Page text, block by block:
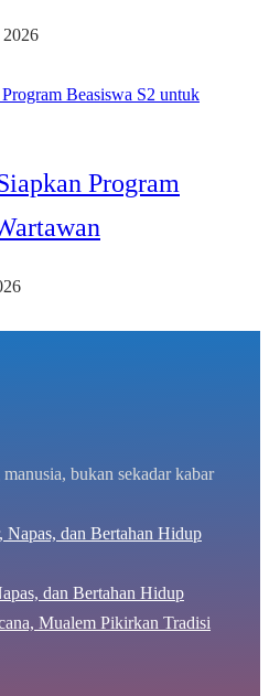
2026
Program
bukan sekadar kabar
dan Bertahan Hidup